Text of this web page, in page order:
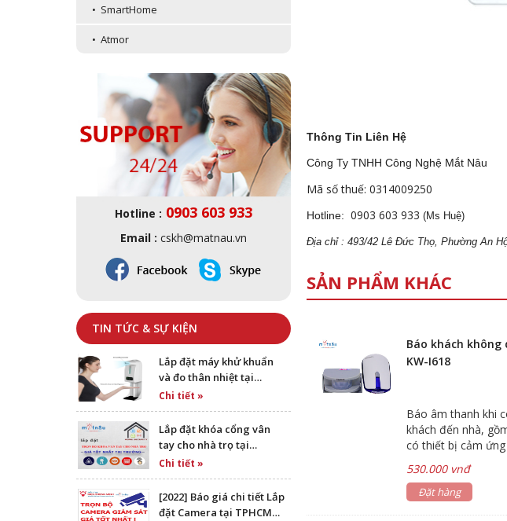
• SmartHome
• Atmor
Hotline : 0903 603 933
Email : cskh@matnau.vn
TIN TỨC & SỰ KIỆN
Lắp đặt máy khử khuẩn
và đo thân nhiệt tại…
Chi tiết »
Lắp đặt khóa cổng vân
tay cho nhà trọ tại…
Chi tiết »
[2022] Báo giá chi tiết Lắp
đặt Camera tại TPHCM…
Thông Tin Liên Hệ
Công Ty TNHH Công Nghệ Mắt Nâu
Mã số thuế: 0314009250
Hotline: 0903 603 933 (Ms Huệ)
Địa chỉ : 493/42 Lê Đức Thọ, Phường An
SẢN PHẨM KHÁC
Báo khách không
KW-I618
Báo âm thanh khi
khách đến nhà,
có thiết bị cảm ứng
đi vào vùng cảm ứng
và thiết bị thu nhận
530.000 vnđ
Đặt hàng